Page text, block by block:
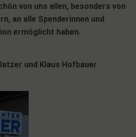
von uns allen, besonders von
an alle Spenderinnen und
ermöglicht haben.
und Klaus Hofbauer